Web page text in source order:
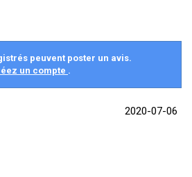
peuvent poster un avis.
un compte .
2020-07-06